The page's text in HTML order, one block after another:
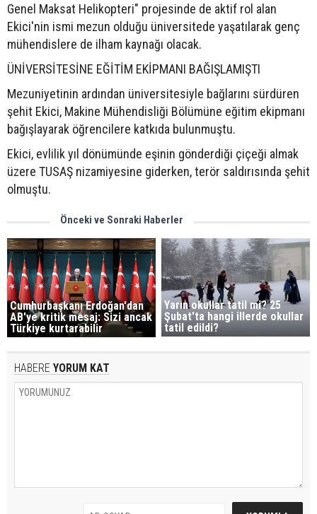
Genel Maksat Helikopteri" projesinde de aktif rol alan
Ekici'nin ismi mezun olduğu üniversitede yaşatılarak genç
mühendislere de ilham kaynağı olacak.
ÜNİVERSİTESİNE EĞİTİM EKİPMANI BAĞIŞLAMIŞTI
Mezuniyetinin ardından üniversitesiyle bağlarını sürdüren
şehit Ekici, Makine Mühendisliği Bölümüne eğitim ekipmanı
bağışlayarak öğrencilere katkıda bulunmuştu.
Ekici, evlilik yıl dönümünde eşinin gönderdiği çiçeği almak
üzere TUSAŞ nizamiyesine giderken, terör saldırısında şehit
olmuştu.
Önceki ve Sonraki Haberler
Cumhurbaşkanı Erdoğan'dan
AB'ye kritik mesaj: Sizi ancak
Türkiye kurtarabilir
Yarın okullar tatil mi? 25
Şubat'ta hangi illerde okullar
tatil edildi?
HABERE YORUM KAT